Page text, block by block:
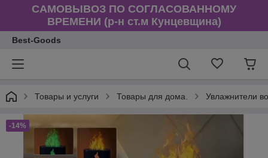
САМОВЫВОЗ ПО СОГЛАСОВАННОМУ
ВРЕМЕНИ (р-н ст.м Кунцевщина)
Best-Goods
Товары и услуги Товары для дома. Увлажнители
-14%